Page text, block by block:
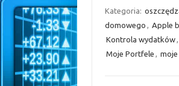
Kategoria:
domowego , Apple
Kontrola wydatków,
Moje Portfele ,